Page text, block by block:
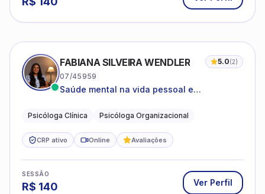
FABIANA SILVEIRA WENDLER 5.0(2)
07/45959
Saúde mental na vida pessoal e
Psicóloga Clínica Psicóloga Organizacional
CRP ativo Online Avaliações
SESSÃO
R$ 140 Ver Perfil